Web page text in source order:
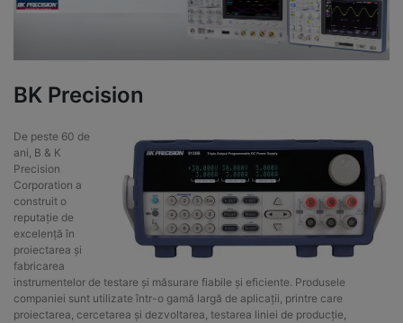
BK Precision
De peste 60 de
ani, B & K
Precision
Corporation a
construit o
reputație de
excelență în
proiectarea și
fabricarea
instrumentelor de testare și măsurare fiabile și eficiente. Produsele
companiei sunt utilizate într-o gamă largă de aplicații, printre care
proiectarea, cercetarea și dezvoltarea, testarea liniei de producție,